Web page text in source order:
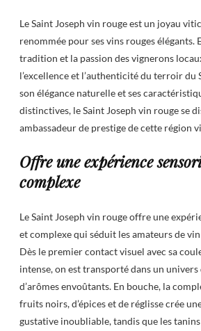
Le Saint Joseph vin rouge est un joyau
renommée pour ses vins rouges élégants.
tradition et la passion des vignerons
l’excellence et l’authenticité du terroir du
son élégance naturelle et ses
distinctives, le Saint Joseph vin rouge se
ambassadeur de prestige de cette région
Offre une expérience
complexe
Le Saint Joseph vin rouge offre une
et complexe qui séduit les amateurs de
Dès le premier contact visuel avec sa
intense, on est transporté dans un univers
d’arômes envoûtants. En bouche, la
fruits noirs, d’épices et de réglisse crée
gustative inoubliable, tandis que les